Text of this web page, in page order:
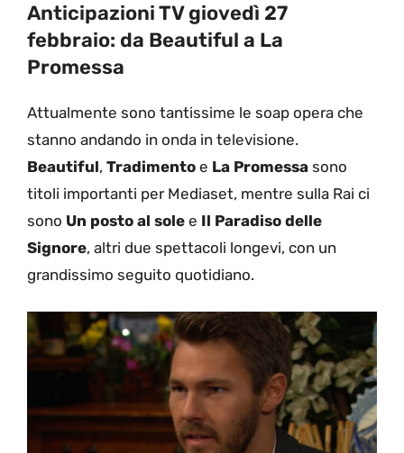
Anticipazioni TV giovedì 27
febbraio: da Beautiful a La
Promessa
Attualmente sono tantissime le soap opera che
stanno andando in onda in televisione.
Beautiful, Tradimento e La Promessa sono
titoli importanti per Mediaset, mentre sulla Rai ci
sono Un posto al sole e Il Paradiso delle
Signore, altri due spettacoli longevi, con un
grandissimo seguito quotidiano.